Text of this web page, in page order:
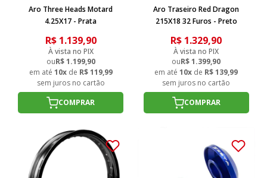
Aro Three Heads Motard
4.25X17 - Prata
R$ 1.139,90
À vista no PIX
ouR$ 1.199,90
em até 10xde R$ 119,99
sem juros no cartão
COMPRAR
Aro Traseiro Red Dragon
215X18 32 Furos - Preto
R$ 1.329,90
À vista no PIX
ouR$ 1.399,90
em até10x de R$ 139,99
sem juros no cartão
COMPRAR